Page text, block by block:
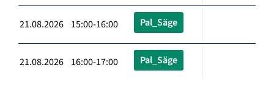
21.08.2026 15:00-16:00 Pal_Säge
21.08.2026 16:00-17:00 Pal_Säge